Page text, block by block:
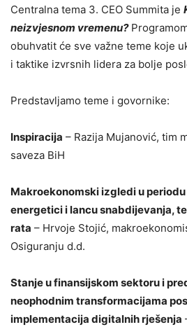
Centralna tema 3. CEO Summita je
neizvjesnom vremenu?
obuhvatit će sve važne teme koje
i taktike izvrsnih lidera za bolje
Predstavljamo teme i govornike:
Inspiracija – Razija Mujanović, tim
saveza BiH
Makroekonomski izgledi u
energetici i lancu snabdijevanja,
rata – Hrvoje Stojić,
Osiguranju d.d.
Stanje u finansijskom sektoru i
neophodnim transformacijama
implementacija digitalnih rješenja